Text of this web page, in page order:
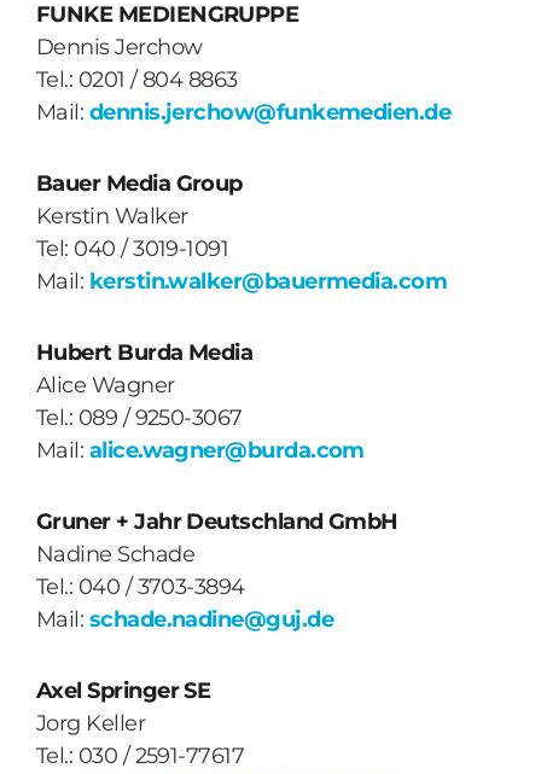
FUNKE MEDIENGRUPPE
Dennis Jerchow
Tel.: 0201 / 804 8863
Mail: dennis.jerchow@funkemedien.de
Bauer Media Group
Kerstin Walker
Tel: 040 / 3019-1091
Mail: kerstin.walker@bauermedia.com
Hubert Burda Media
Alice Wagner
Tel.: 089 / 9250-3067
Mail: alice.wagner@burda.com
Gruner + Jahr Deutschland GmbH
Nadine Schade
Tel.: 040 / 3703-3894
Mail: schade.nadine@guj.de
Axel Springer SE
Jorg Keller
Tel.: 030 / 2591-77617